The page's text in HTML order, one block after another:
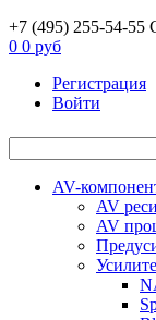
+7 (495) 255-54-55
0 0 руб
Регистрация
Войти
AV-
AV
AV